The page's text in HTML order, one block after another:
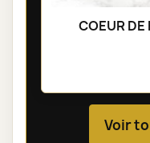
COEUR DE
Voir